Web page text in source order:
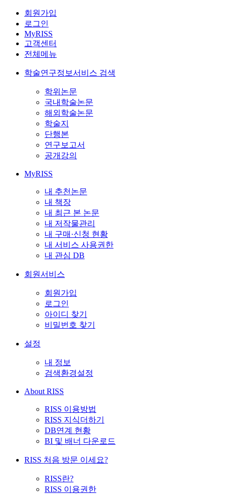
회원가입
로그인
MyRISS
고객센터
전체메뉴
학술연구정보서비스 검색
학위논문
국내학술논문
해외학술논문
학술지
단행본
연구보고서
공개강의
MyRISS
내 추천논문
내 책장
내 최근 본 논문
내 저작물관리
내 구매·신청 현황
내 서비스 사용권한
내 관심 DB
회원서비스
회원가입
로그인
아이디 찾기
비밀번호 찾기
설정
내 정보
검색환경설정
About RISS
RISS 이용방법
RISS 지식더하기
DB연계 현황
BI 및 배너 다운로드
RISS 처음 방문 이세요?
RISS란?
RISS 이용권한